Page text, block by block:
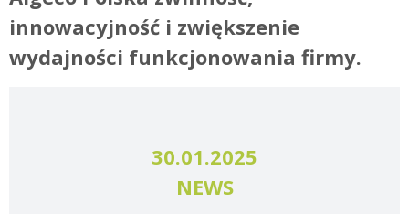
innowacyjność i zwiększenie
wydajności funkcjonowania firmy.
30.01.2025
NEWS